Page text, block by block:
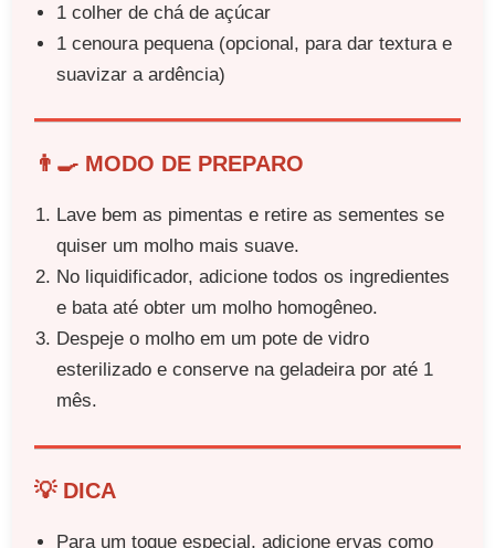
1 colher de chá de açúcar
1 cenoura pequena (opcional, para dar textura e
suavizar a ardência)
👨‍🍳 MODO DE PREPARO
Lave bem as pimentas e retire as sementes se
quiser um molho mais suave.
No liquidificador, adicione todos os ingredientes
e bata até obter um molho homogêneo.
Despeje o molho em um pote de vidro
esterilizado e conserve na geladeira por até 1
mês.
💡 DICA
Para um toque especial, adicione ervas como